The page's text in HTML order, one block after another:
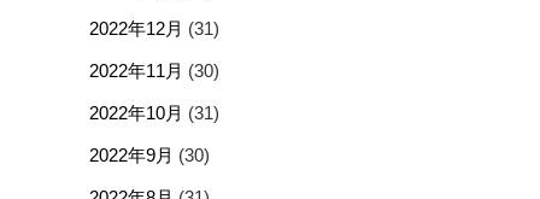
2022年12月 (31)
2022年11月 (30)
2022年10月 (31)
2022年9月 (30)